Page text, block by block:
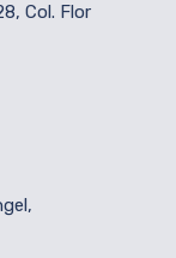
Col. Flor